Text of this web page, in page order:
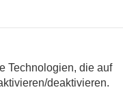
Technologien, die auf
deaktivieren.